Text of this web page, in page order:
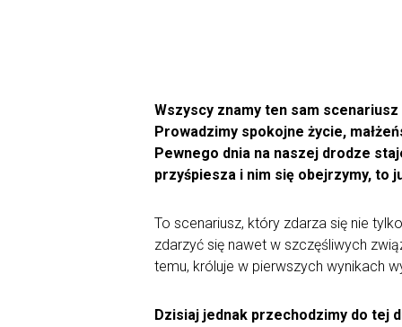
Wszyscy znamy ten sam
Prowadzimy spokojne życie,
Pewnego dnia na naszej drodze
przyśpiesza i nim się obejrzymy, to
To scenariusz, który zdarza się nie
zdarzyć się nawet w szczęśliwych
temu, króluje w pierwszych wynikach
Dzisiaj jednak przechodzimy do tej